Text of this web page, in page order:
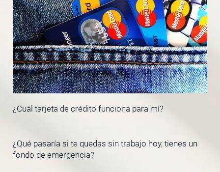
¿Cuál tarjeta de crédito funciona para mí?
¿Qué pasaría si te quedas sin trabajo hoy, tienes un
fondo de emergencia?